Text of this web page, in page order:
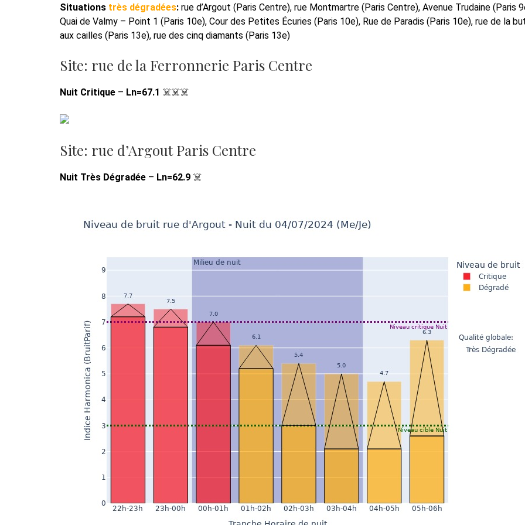
Situations très dégradées: rue d’Argout (Paris Centre), rue Montmartre (Paris Centre), Avenue Trudaine (Paris
Quai de Valmy – Point 1 (Paris 10e), Cour des Petites Écuries (Paris 10e), Rue de Paradis (Paris 10e), rue de la
aux cailles (Paris 13e), rue des cinq diamants (Paris 13e)
Site: rue de la Ferronnerie Paris Centre
Nuit Critique – Ln=67.1 ☠️☠️☠️
Site: rue d’Argout Paris Centre
Nuit Très Dégradée – Ln=62.9 ☠️